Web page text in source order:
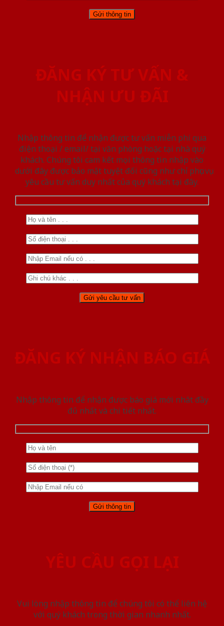
ĐĂNG KÝ TƯ VẤN &
NHẬN ƯU ĐÃI
Nhập thông tin để nhận được tư vấn miễn phí qua
điện thoại / email/ tại văn phòng hoặc tại nhà quý
khách. Chúng tôi cam kết mọi thông tin nhập vào
dưới đây được bảo mật tuyệt đối cũng như chỉ phục vụ
yêu cầu tư vấn duy nhất của quý khách tại đây.
ĐĂNG KÝ NHẬN BÁO GIÁ
Nhập thông tin để nhận được báo giá mới nhât đầy
đủ nhất và chi tiết nhất.
YÊU CẦU GỌI LẠI
Vui lòng nhập thông tin để chúng tôi có thể liên hệ
với quý khách trong thời gian nhanh nhất.